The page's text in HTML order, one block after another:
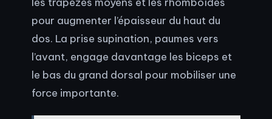
pour augmenter l’épaisseur du haut du
dos. La prise supination, paumes vers
l’avant, engage davantage les biceps et
le bas du grand dorsal pour mobiliser une
force importante.